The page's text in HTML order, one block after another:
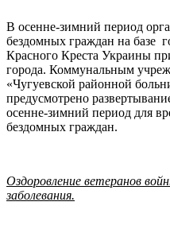
В осенне-зимний период
бездомных граждан на базе
Красного Креста Украины
города. Коммунальным
«Чугуевской районной
предусмотрено
осенне-зимний период для
бездомных граждан.
Оздоровление ветеранов
заболевания.